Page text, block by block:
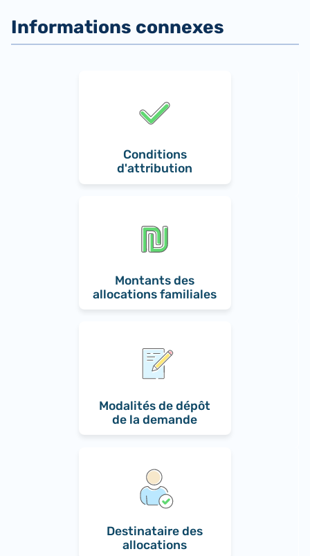
Conditions
d'attribution
Montants des
allocations familiales
Modalités de dépôt
de la demande
Destinataire des
allocations